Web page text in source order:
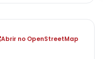
Abrir no OpenStreetMap